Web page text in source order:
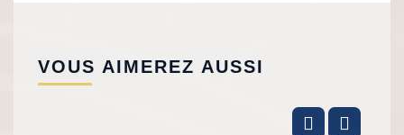
VOUS AIMEREZ AUSSI